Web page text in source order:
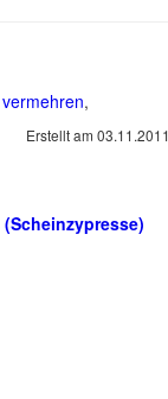
,
Erstellt am 03.11.2011